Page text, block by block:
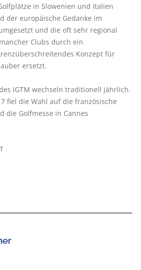
in Slowenien und Italien
der europäische Gedanke im
und die oft sehr regional
Clubs durch ein
Konzept für
ersetzt.
IGTM wechseln traditionell jährlich.
fiel die Wahl auf die französische
die Golfmesse in Cannes